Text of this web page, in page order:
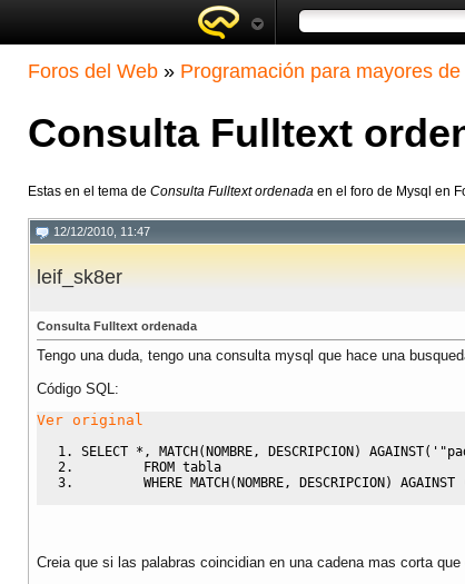
Foros del Web » Programación para mayores de
Consulta Fulltext
Estas en el tema de Consulta Fulltext ordenada en el foro de Mysql en
12/12/2010, 11:47
leif_sk8er
Consulta Fulltext ordenada
Tengo una duda, tengo una consulta mysql que hace una
Código SQL:
Ver original
SELECT *, MATCH(NOMBRE , DESCRIPCION) AGAINST(
FROM tabla
WHERE MATCH(NOMBRE , DESCRIPCION) AGAINST
Creia que si las palabras coincidian en una cadena mas corta